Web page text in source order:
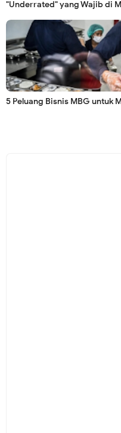
"Underrated" yang Wajib di
5 Peluang Bisnis MBG untuk